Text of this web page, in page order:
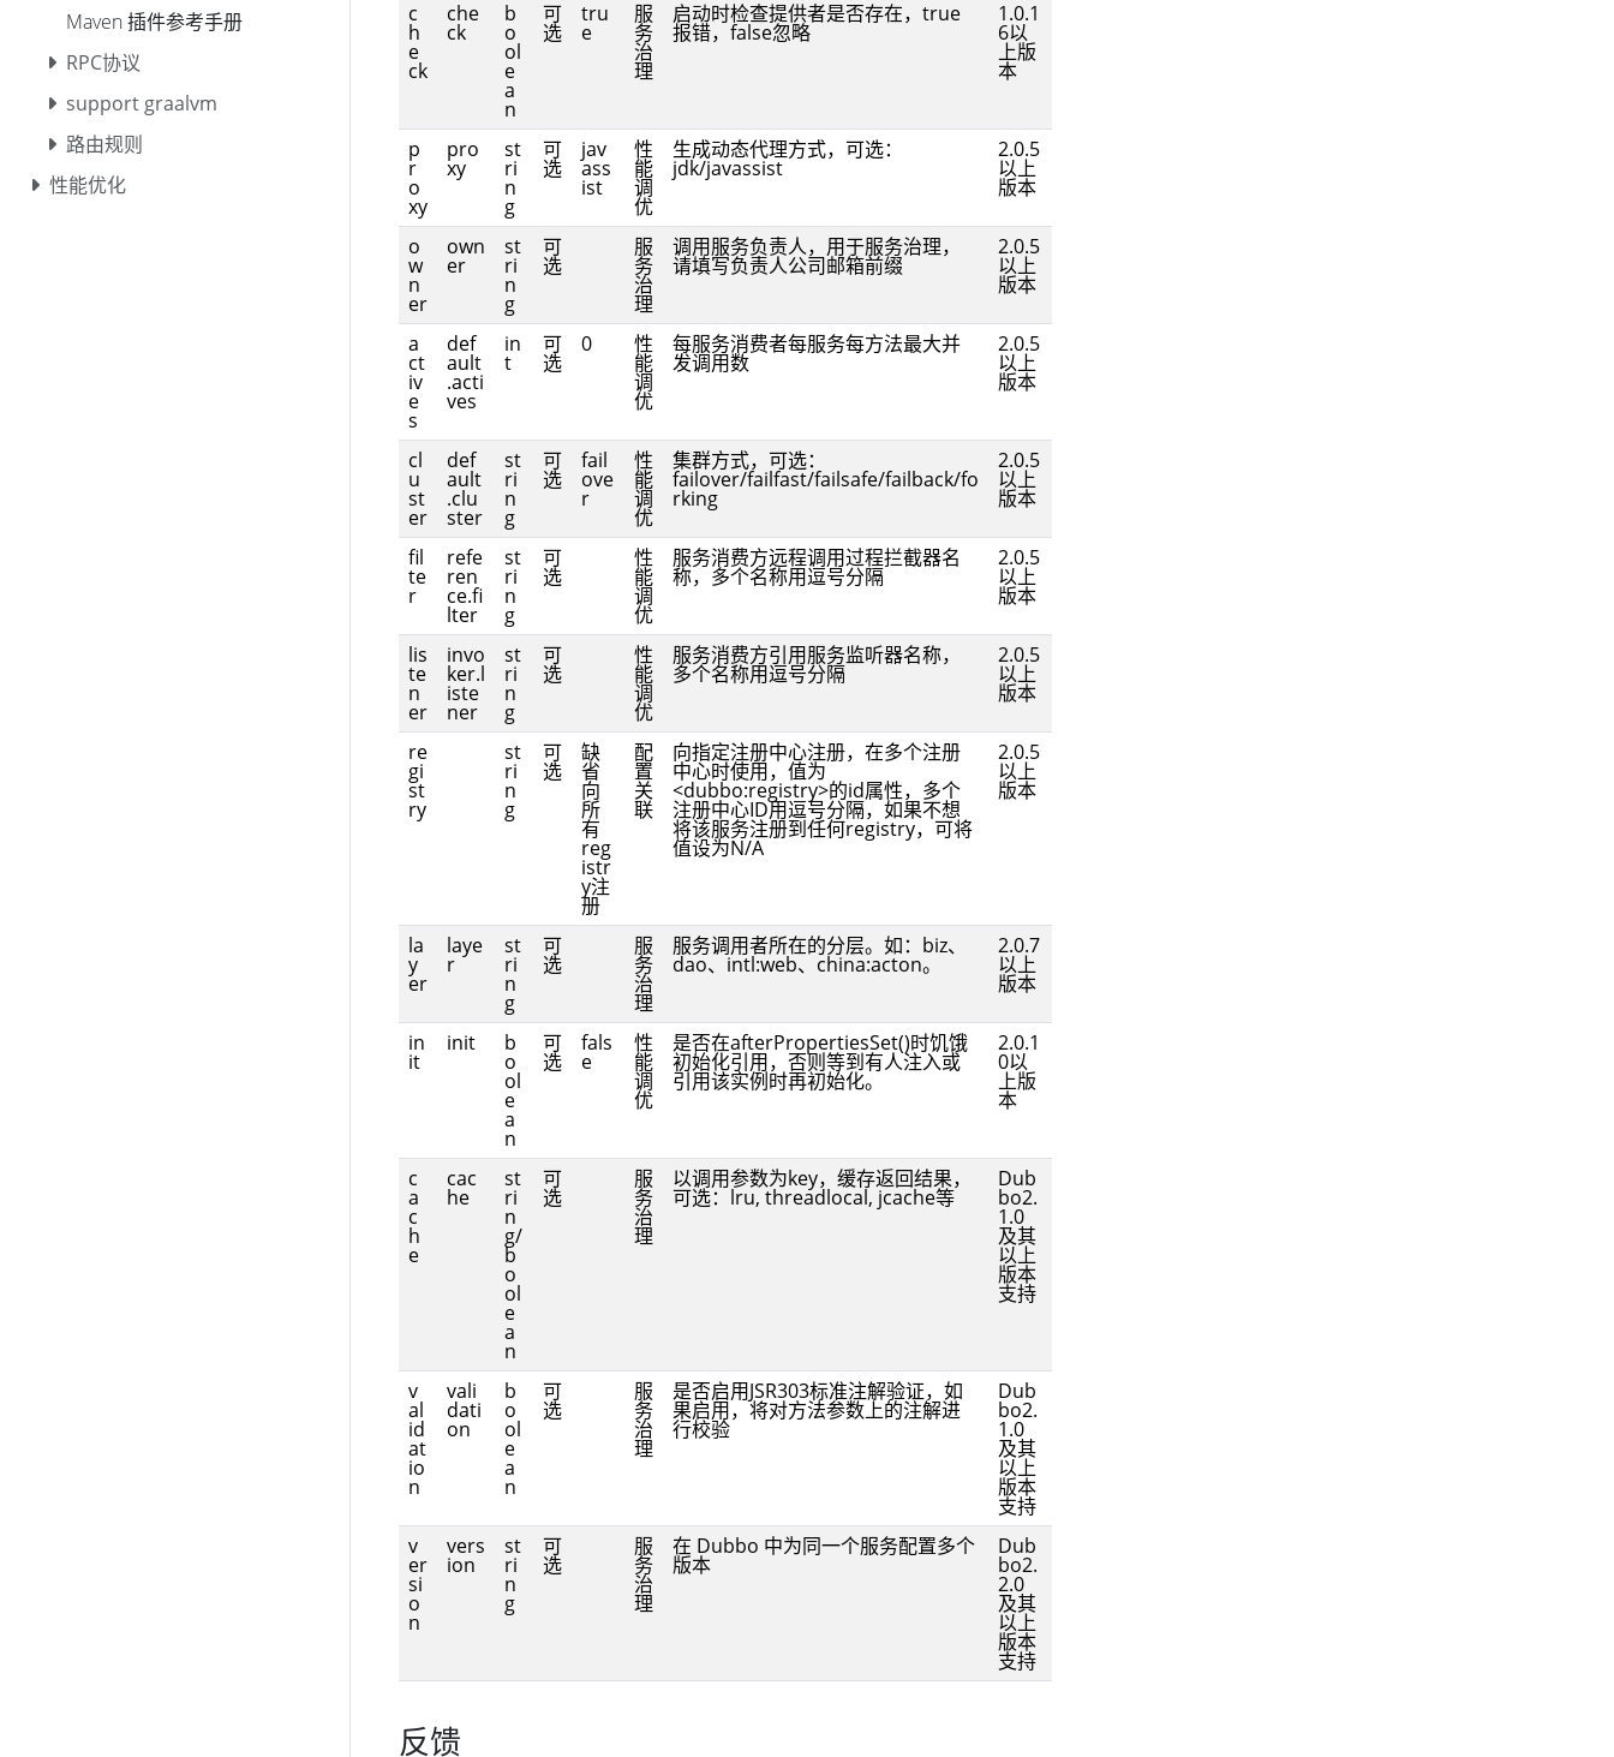
Maven 插件参考手册
RPC协议
support graalvm
路由规则
性能优化
c
h
e
ck
che
ck
b
o
ol
e
a
n
可
选
tru
e
服
务
治
理
启动时检查提供者是否存在，true
报错，false忽略
1.0.1
6以
上版
本
p
r
o
xy
pro
xy
st
ri
n
g
可
选
jav
ass
ist
性
能
调
优
生成动态代理方式，可选：
jdk/javassist
2.0.5
以上
版本
o
w
n
er
own
er
st
ri
n
g
可
选
服
务
治
理
调用服务负责人，用于服务治理，
请填写负责人公司邮箱前缀
2.0.5
以上
版本
a
ct
iv
e
s
def
ault
.acti
ves
in
t
可
选
0 性
能
调
优
每服务消费者每服务每方法最大并
发调用数
2.0.5
以上
版本
cl
u
st
er
def
ault
.clu
ster
st
ri
n
g
可
选
fail
ove
r
性
能
调
优
集群方式，可选：
failover/failfast/failsafe/failback/fo
rking
2.0.5
以上
版本
fil
te
r
refe
ren
ce.fi
lter
st
ri
n
g
可
选
性
能
调
优
服务消费方远程调用过程拦截器名
称，多个名称用逗号分隔
2.0.5
以上
版本
lis
te
n
er
invo
ker.l
iste
ner
st
ri
n
g
可
选
性
能
调
优
服务消费方引用服务监听器名称，
多个名称用逗号分隔
2.0.5
以上
版本
re
gi
st
ry
st
ri
n
g
可
选
缺
省
向
所
有
reg
istr
y注
册
配
置
关
联
向指定注册中心注册，在多个注册
中心时使用，值为
<dubbo:registry>的id属性，多个
注册中心ID用逗号分隔，如果不想
将该服务注册到任何registry，可将
值设为N/A
2.0.5
以上
版本
la
y
er
laye
r
st
ri
n
g
可
选
服
务
治
理
服务调用者所在的分层。如：biz、
dao、intl:web、china:acton。
2.0.7
以上
版本
in
it
init b
o
ol
e
a
n
可
选
fals
e
性
能
调
优
是否在afterPropertiesSet()时饥饿
初始化引用，否则等到有人注入或
引用该实例时再初始化。
2.0.1
0以
上版
本
c
a
c
h
e
cac
he
st
ri
n
g/
b
o
ol
e
a
n
可
选
服
务
治
理
以调用参数为key，缓存返回结果，
可选：lru, threadlocal, jcache等
Dub
bo2.
1.0
及其
以上
版本
支持
v
al
id
at
io
n
vali
dati
on
b
o
ol
e
a
n
可
选
服
务
治
理
是否启用JSR303标准注解验证，如
果启用，将对方法参数上的注解进
行校验
Dub
bo2.
1.0
及其
以上
版本
支持
v
er
si
o
n
vers
ion
st
ri
n
g
可
选
服
务
治
理
在 Dubbo 中为同一个服务配置多个
版本
Dub
bo2.
2.0
及其
以上
版本
支持
反馈